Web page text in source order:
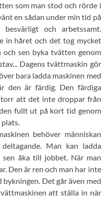
som man stod och rörde i
en sådan under min tid på
och arbetssamt.
in håret och det tog mycket
sen byka tvätten genom
Dagens tvättmaskin gör
bara ladda maskinen med
den är färdig. Den färdiga
att det inte droppar från
fullt ut på kort tid genom
behöver människan
Man kan ladda
sen åka till jobbet. När man
Den är ren och man har inte
Det går även med
att ställa in när